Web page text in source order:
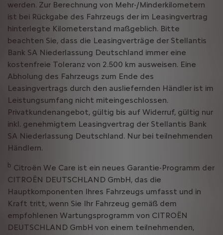
werden. Zur Berechnung von Mehr-/Minderkilometern
ist bei Rückgabe des Fahrzeugs der im Leasingvertrag
hinterlegte Kilometerstand maßgeblich. Bitte
beachten Sie, dass die Leasingverträge der Stellantis
Bank SA Niederlassung Deutschland immer eine
kostenfreie Toleranz von 2.500 km ausweisen. Eine
Abholung des Fahrzeugs zum Ende des
Leasingvertrags durch den ausliefernden Händler ist im
Leistungsumfang nicht miteingeschlossen.
Privatkundenangebot, gültig bis auf Widerruf, gültig nur
inkl. genehmigtem Leasingvertrag der Stellantis Bank
SA Niederlassung Deutschland. Nur bei teilnehmenden
Händlern.
b Citroën We Care ist ein neues Garantie-Programm der
CITROËN DEUTSCHLAND GmbH, das die
Hauptkomponenten Ihres Fahrzeugs umfasst und in
Kraft tritt, wenn Sie Ihr Fahrzeug gemäß dem
empfohlenen Wartungsprogramm von CITROËN
DEUTSCHLAND GmbH von einem teilnehmenden,